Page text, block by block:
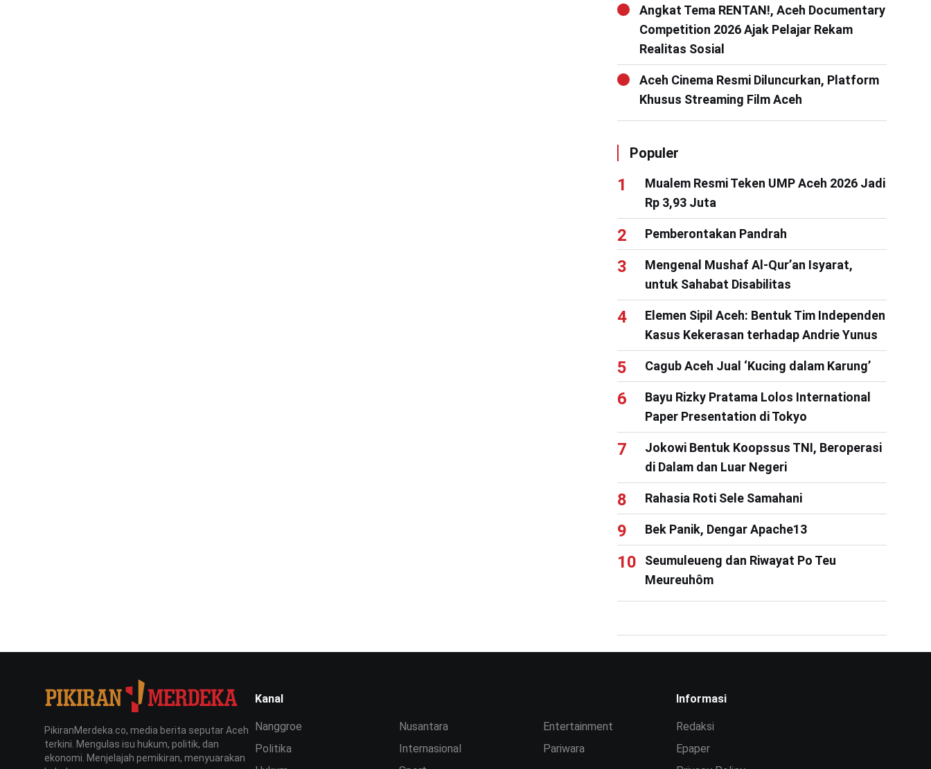
Angkat Tema RENTAN!, Aceh Documentary
Competition 2026 Ajak Pelajar Rekam
Realitas Sosial
Aceh Cinema Resmi Diluncurkan, Platform
Khusus Streaming Film Aceh
Populer
Mualem Resmi Teken UMP Aceh 2026 Jadi
Rp 3,93 Juta
Pemberontakan Pandrah
Mengenal Mushaf Al-Qur’an Isyarat,
untuk Sahabat Disabilitas
Elemen Sipil Aceh: Bentuk Tim Independen
Kasus Kekerasan terhadap Andrie Yunus
Cagub Aceh Jual ‘Kucing dalam Karung’
Bayu Rizky Pratama Lolos International
Paper Presentation di Tokyo
Jokowi Bentuk Koopssus TNI, Beroperasi
di Dalam dan Luar Negeri
Rahasia Roti Sele Samahani
Bek Panik, Dengar Apache13
Seumuleueng dan Riwayat Po Teu
Meureuhôm
PikiranMerdeka.co, media berita seputar Aceh
terkini. Mengulas isu hukum, politik, dan
ekonomi. Menjelajah pemikiran, menyuarakan
Kanal
Nanggroe
Politika
Nusantara
Internasional
Entertainment
Pariwara
Informasi
Redaksi
Epaper